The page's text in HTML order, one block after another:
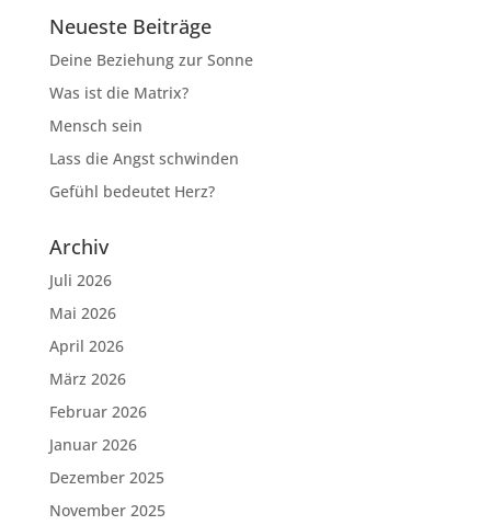
Neueste Beiträge
Deine Beziehung zur Sonne
Was ist die Matrix?
Mensch sein
Lass die Angst schwinden
Gefühl bedeutet Herz?
Archiv
Juli 2026
Mai 2026
April 2026
März 2026
Februar 2026
Januar 2026
Dezember 2025
November 2025